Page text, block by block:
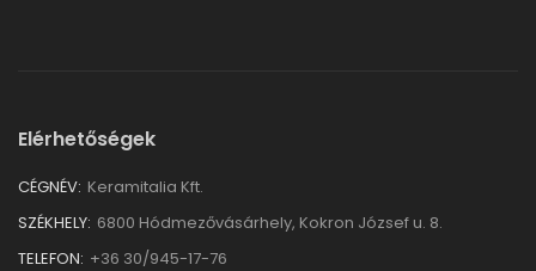
Elérhetőségek
CÉGNÉV: Keramitalia Kft.
SZÉKHELY: 6800 Hódmezővásárhely, Kokron József u. 8.
TELEFON: +36 30/945-17-76